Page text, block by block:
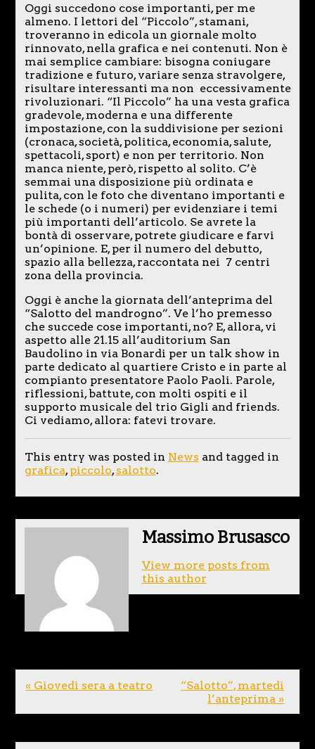
Oggi succedono cose importanti, per me
almeno. I lettori del “Piccolo”, stamani,
troveranno in edicola un giornale molto
rinnovato, nella grafica e nei contenuti. Non è
mai semplice cambiare: bisogna coniugare
tradizione e futuro, variare senza stravolgere,
risultare interessanti ma non eccessivamente
rivoluzionari. “Il Piccolo” ha una vesta grafica
gradevole, moderna e una differente
impostazione, con la suddivisione per sezioni
(cronaca, società, politica, economia, salute,
spettacoli, sport) e non per territorio. Non
manca niente, però, rispetto al solito. C’è
semmai una disposizione più ordinata e
pulita, con le foto che diventano importanti e
le schede (o i numeri) per evidenziare i temi
più importanti dell’articolo. Se avrete la
bontà di osservare, potrete giudicare e farvi
un’opinione. E, per il numero del debutto,
spazio alla bellezza, raccontata nei 7 centri
zona della provincia.
Oggi è anche la giornata dell’anteprima del
“Salotto del mandrogno”. Ve l’ho premesso
che succede cose importanti, no? E, allora, vi
aspetto alle 21.15 all’auditorium San
Baudolino in via Bonardi per un talk show in
parte dedicato al quartiere Cristo e in parte al
compianto presentatore Paolo Paoli. Parole,
riflessioni, battute, con molti ospiti e il
supporto musicale del trio Gigli and friends.
Ci vediamo, allora: fatevi trovare.
This entry was posted in News and tagged in
grafica,piccolo,salotto.
Massimo Brusasco
View more posts from
this author
« Giovedì sera a teatro
“Salotto”, martedì
l’anteprima »